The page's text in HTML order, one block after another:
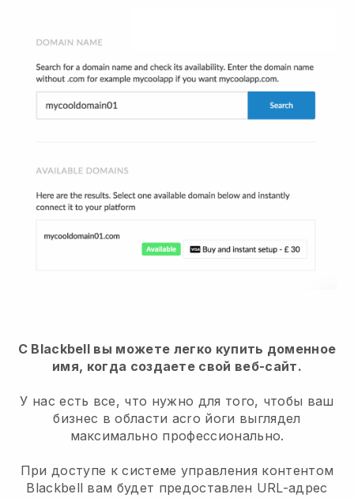
С Blackbell вы можете легко купить доменное
имя, когда создаете свой веб-сайт.
У нас есть все, что нужно для того, чтобы ваш
бизнес в области acro йоги выглядел
максимально профессионально.
При доступе к системе управления контентом
Blackbell вам будет предоставлен URL-адрес